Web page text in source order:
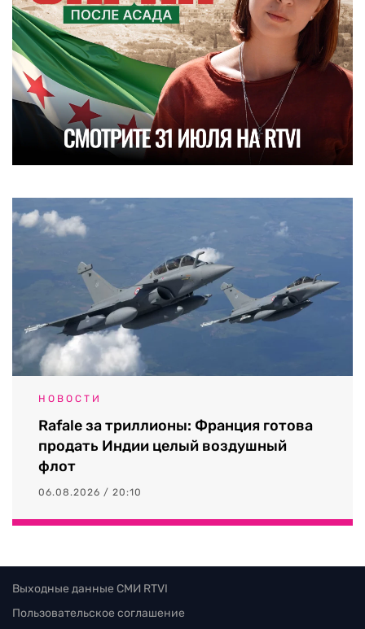
НОВОСТИ
Rafale за триллионы: Франция готова
продать Индии целый воздушный
флот
06.08.2026 / 20:10
Выходные данные СМИ RTVI
Пользовательское соглашение